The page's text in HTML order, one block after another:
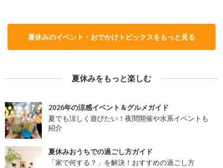
夏休みのイベント・おでかけトピックスをもっと見る
夏休みをもっと楽しむ
2026年の涼感イベント＆グルメガイド
夏でも涼しく遊びたい！夜間開催や水系イベントも
紹介
夏休みおうちでの過ごし方ガイド
「家で何する？」を解決！おすすめの過ごし方